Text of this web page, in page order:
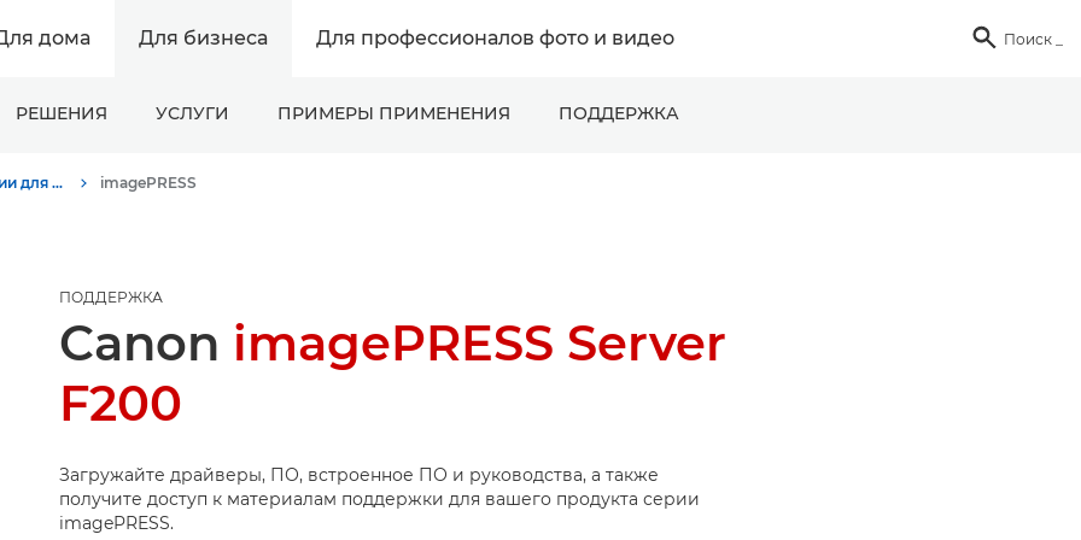
дома Для бизнеса Для профессионалов фото и видео  Поиск
РЕШЕНИЯ УСЛУГИ ПРИМЕРЫ ПРИМЕНЕНИЯ ПОДДЕРЖКА
Поддержка продукции для бизнеса imagePRESS
ПОДДЕРЖКА
Canon imagePRESS Server
F200
Загружайте драйверы, ПО, встроенное ПО и руководства, а также
получите доступ к материалам поддержки для вашего продукта серии
imagePRESS.